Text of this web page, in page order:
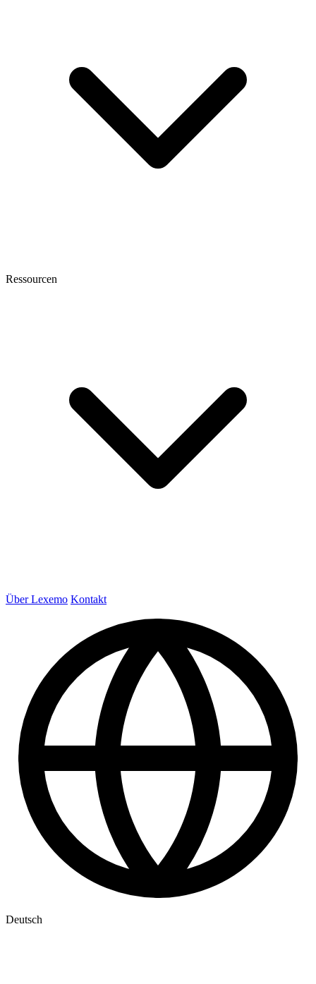
Ressourcen
Über Lexemo Kontakt
Deutsch